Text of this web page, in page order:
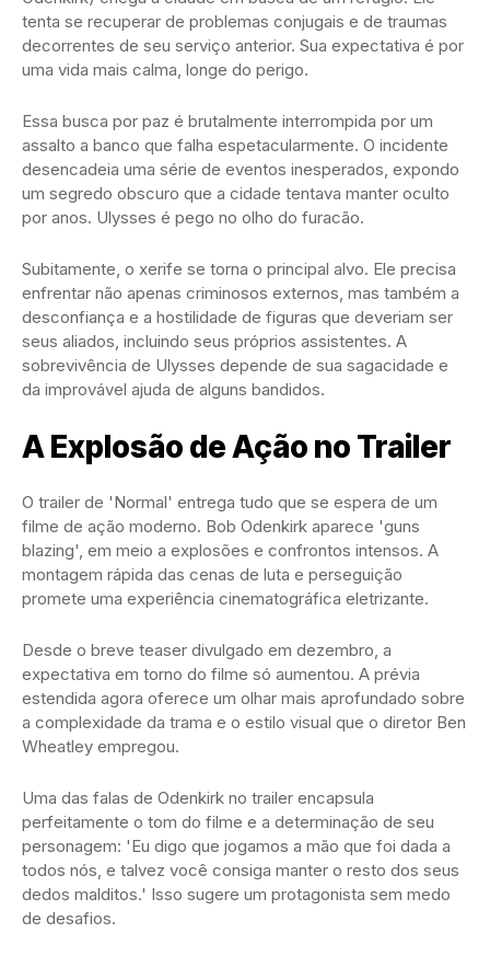
tenta se recuperar de problemas conjugais e de traumas
decorrentes de seu serviço anterior. Sua expectativa é por
uma vida mais calma, longe do perigo.
Essa busca por paz é brutalmente interrompida por um
assalto a banco que falha espetacularmente. O incidente
desencadeia uma série de eventos inesperados, expondo
um segredo obscuro que a cidade tentava manter oculto
por anos. Ulysses é pego no olho do furacão.
Subitamente, o xerife se torna o principal alvo. Ele precisa
enfrentar não apenas criminosos externos, mas também a
desconfiança e a hostilidade de figuras que deveriam ser
seus aliados, incluindo seus próprios assistentes. A
sobrevivência de Ulysses depende de sua sagacidade e
da improvável ajuda de alguns bandidos.
A Explosão de Ação no Trailer
O trailer de 'Normal' entrega tudo que se espera de um
filme de ação moderno. Bob Odenkirk aparece 'guns
blazing', em meio a explosões e confrontos intensos. A
montagem rápida das cenas de luta e perseguição
promete uma experiência cinematográfica eletrizante.
Desde o breve teaser divulgado em dezembro, a
expectativa em torno do filme só aumentou. A prévia
estendida agora oferece um olhar mais aprofundado sobre
a complexidade da trama e o estilo visual que o diretor Ben
Wheatley empregou.
Uma das falas de Odenkirk no trailer encapsula
perfeitamente o tom do filme e a determinação de seu
personagem: 'Eu digo que jogamos a mão que foi dada a
todos nós, e talvez você consiga manter o resto dos seus
dedos malditos.' Isso sugere um protagonista sem medo
de desafios.